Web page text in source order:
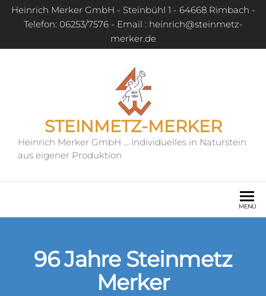
Heinrich Merker GmbH - Steinbühl 1 - 64668 Rimbach -
Telefon: 06253/7576 - Email : heinrich@steinmetz-
merker.de
STEINMETZ-MERKER
Heinrich Merker GmbH … Individuelles in Naturstein
aus eigener Produktion
MENÜ
96 Jahre Steinmetz
Merker